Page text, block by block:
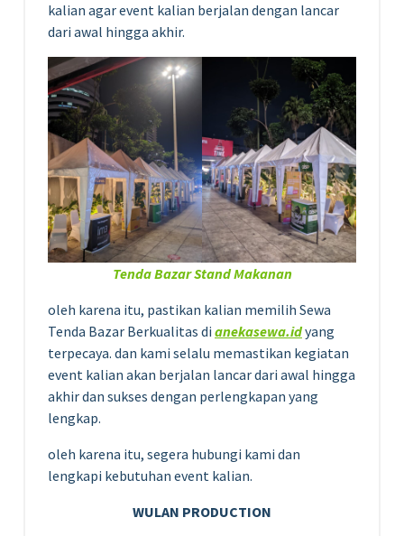
kalian agar event kalian berjalan dengan lancar
dari awal hingga akhir.
Tenda Bazar Stand Makanan
oleh karena itu, pastikan kalian memilih Sewa
Tenda Bazar Berkualitas di anekasewa.idyang
terpecaya. dan kami selalu memastikan kegiatan
event kalian akan berjalan lancar dari awal hingga
akhir dan sukses dengan perlengkapan yang
lengkap.
oleh karena itu, segera hubungi kami dan
lengkapi kebutuhan event kalian.
WULAN PRODUCTION